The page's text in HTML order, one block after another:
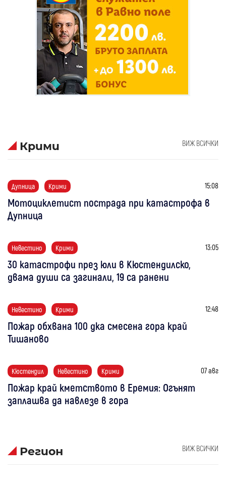
Крими ВИЖ ВСИЧКИ
Дупница Крими 15:08
Мотоциклетист пострада при катастрофа в
Дупница
Невестино Крими 13:05
30 катастрофи през юли в Кюстендилско,
двама души са загинали, 19 са ранени
Невестино Крими 12:48
Пожар обхвана 100 дка смесена гора край
Тишаново
Кюстендил Невестино Крими 07 авг
Пожар край кметството в Еремия: Огънят
заплашва да навлезе в гора
Регион ВИЖ ВСИЧКИ